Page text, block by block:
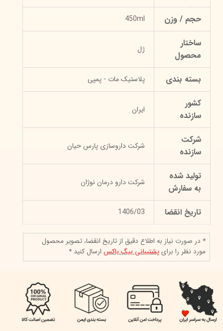
حجم / وزن 450ml
ساختار
محصول
ژل
بسته بندی پلاستیک مات - پمپی
کشور
سازنده
ایران
شرکت
سازنده
شرکت داروسازی پارس حیان
تولید شده
به سفارش
شرکت دارو درمان نوژان
تاریخ انقضا 1406/03
* در صورت نیاز به اطلاع دقیق از تاریخ انقضا، تصویر محصول
مورد نظر را برایپشتیبانی بیگ باکسارسال کنید *